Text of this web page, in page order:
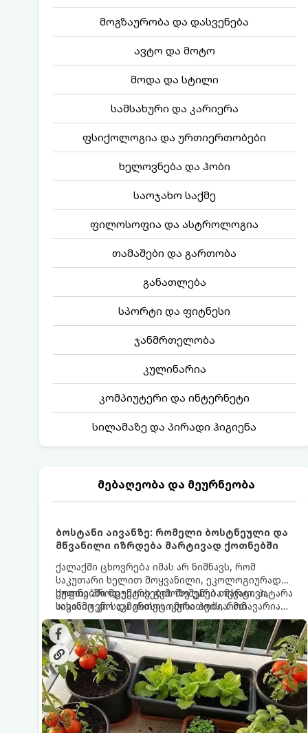
მოგზაურობა და დასვენება
ავტო და მოტო
მოდა და სტილი
სამსახური და კარიერა
ფსიქოლოგია და ურთიერთობები
ხელოვნება და ჰობი
საოჯახო საქმე
ფილოსოფია და ასტროლოგია
თამაშები და გართობა
განათლება
სპორტი და ფიტნესი
ჯანმრთელობა
კულინარია
კომპიუტერი და ინტერნეტი
სილამაზე და პირადი ჰიგიენა
მებაღეობა და მეურნეობა
ბოსტანი აივანზე: რომელი ბოსტნეული და
მწვანილი იზრდება მარტივად ქოთნებში
ქალაქში ცხოვრება იმას არ ნიშნავს, რომ
საკუთარი ხელით მოყვანილი, ეკოლოგიურად
სუფთა პროდუქტის გემოზე უარი თქვათ. პატარა
აივანიც კი საკმარისია იმისათვის, რომ
მოიწყოთ მინი-ბოსტანი, საიდანაც
ყოველდღიურად ახალ, არომატულ მწვანილსა
და ბოსტნეულს მოკრეფთ.
ქოთნებში მცენარეების მოშენება მარტივი,
სასიამოვნო და ესთეტიკური ჰობია. მთავარია
იცოდეთ, რომელი კულტურები ეგუებიან
ქოთნის პირობებს ყველაზე კარგად და როგორ
მოუაროთ მათ სწორად.